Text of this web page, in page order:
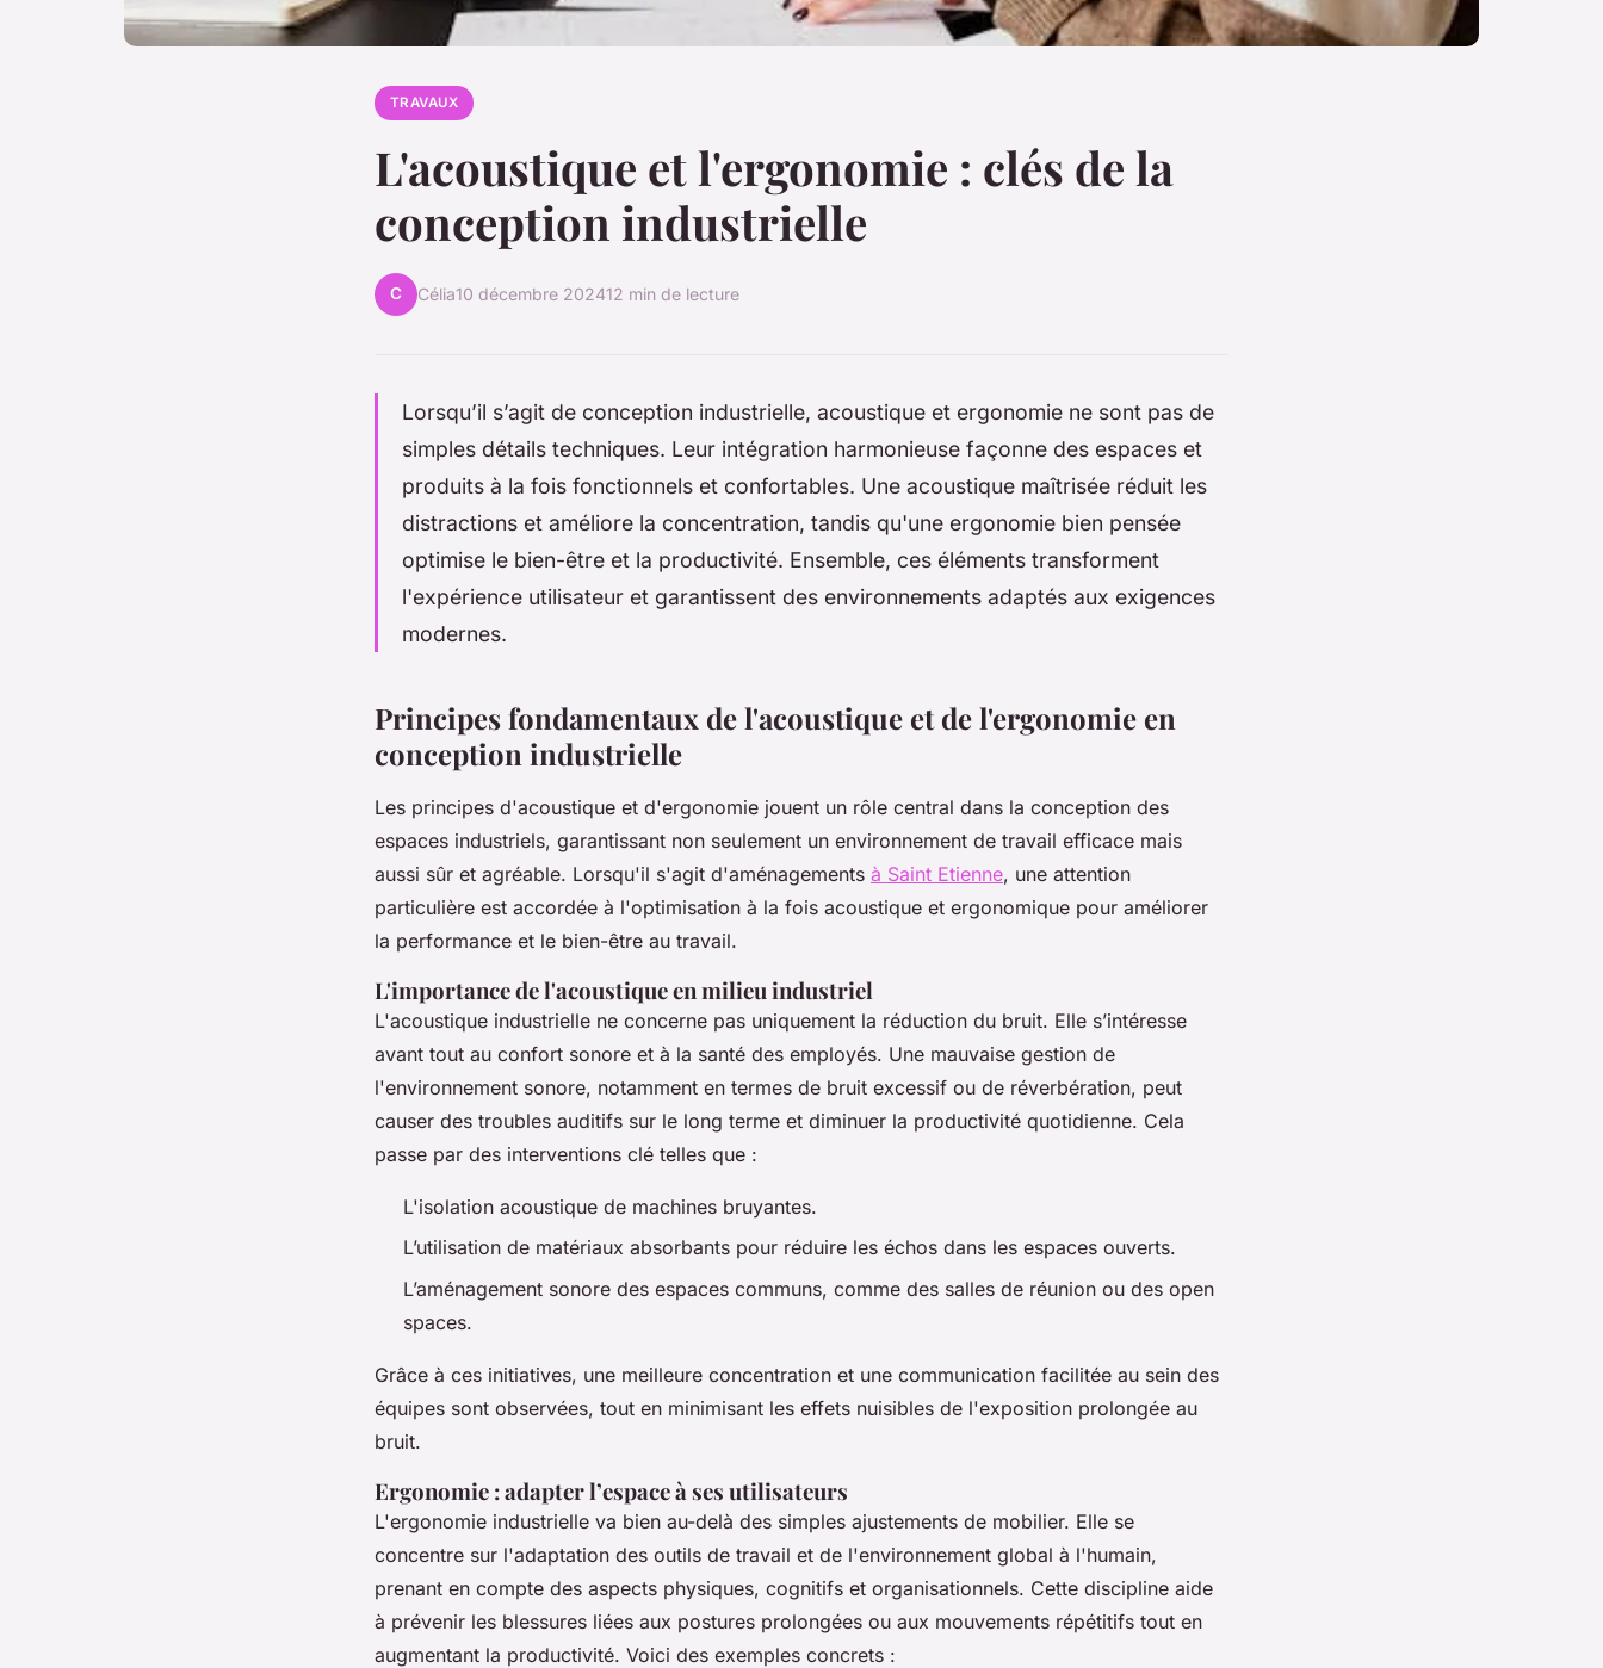
TRAVAUX
L'acoustique et l'ergonomie : clés de la
conception industrielle
C Célia10 décembre 202412 min de lecture
Lorsqu’il s’agit de conception industrielle, acoustique et ergonomie ne sont pas de
simples détails techniques. Leur intégration harmonieuse façonne des espaces et
produits à la fois fonctionnels et confortables. Une acoustique maîtrisée réduit les
distractions et améliore la concentration, tandis qu'une ergonomie bien pensée
optimise le bien-être et la productivité. Ensemble, ces éléments transforment
l'expérience utilisateur et garantissent des environnements adaptés aux exigences
modernes.
Principes fondamentaux de l'acoustique et de l'ergonomie en
conception industrielle
Les principes d'acoustique et d'ergonomie jouent un rôle central dans la conception des
espaces industriels, garantissant non seulement un environnement de travail efficace mais
aussi sûr et agréable. Lorsqu'il s'agit d'aménagements à Saint Etienne, une attention
particulière est accordée à l'optimisation à la fois acoustique et ergonomique pour améliorer
la performance et le bien-être au travail.
L'importance de l'acoustique en milieu industriel
L'acoustique industrielle ne concerne pas uniquement la réduction du bruit. Elle s’intéresse
avant tout au confort sonore et à la santé des employés. Une mauvaise gestion de
l'environnement sonore, notamment en termes de bruit excessif ou de réverbération, peut
causer des troubles auditifs sur le long terme et diminuer la productivité quotidienne. Cela
passe par des interventions clé telles que :
L'isolation acoustique de machines bruyantes.
L’utilisation de matériaux absorbants pour réduire les échos dans les espaces ouverts.
L’aménagement sonore des espaces communs, comme des salles de réunion ou des open
spaces.
Grâce à ces initiatives, une meilleure concentration et une communication facilitée au sein des
équipes sont observées, tout en minimisant les effets nuisibles de l'exposition prolongée au
bruit.
Ergonomie : adapter l’espace à ses utilisateurs
L'ergonomie industrielle va bien au-delà des simples ajustements de mobilier. Elle se
concentre sur l'adaptation des outils de travail et de l'environnement global à l'humain,
prenant en compte des aspects physiques, cognitifs et organisationnels. Cette discipline aide
à prévenir les blessures liées aux postures prolongées ou aux mouvements répétitifs tout en
augmentant la productivité. Voici des exemples concrets :